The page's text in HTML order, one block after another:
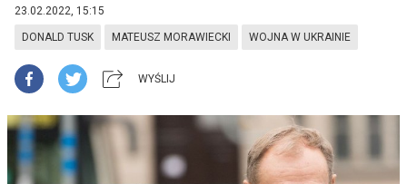
23.02.2022, 15:15
DONALD TUSK MATEUSZ MORAWIECKI WOJNA W UKRAINIE
WYŚLIJ